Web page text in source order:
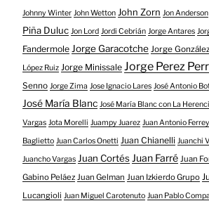
Johnny Winter John Wetton John Zorn Jon Anderson
Piña Duluc Jon Lord Jordi Cebrián Jorge Antares
Fandermole Jorge Garacotche Jorge
López Ruiz Jorge Minissale Jorge Perez
Senno Jorge Zima Jose Ignacio Lares José Antonio
José María Blanc José María Blanc con La
Vargas Jota Morelli Juampy Juarez Juan Antonio
Baglietto Juan Carlos Onetti Juan Chianelli Juanchi
Juancho Vargas Juan Cortés Juan Farré Juan
Gabino Peláez Juan Gelman Juan Izkierdo Grupo
Lucangioli Juan Miguel Carotenuto Juan Pablo